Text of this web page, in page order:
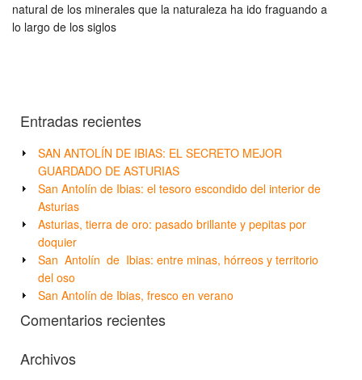
natural de los minerales que la naturaleza ha ido fraguando a
lo largo de los siglos
Entradas recientes
SAN ANTOLÍN DE IBIAS: EL SECRETO MEJOR
GUARDADO DE ASTURIAS
San Antolín de Ibias: el tesoro escondido del interior de
Asturias
Asturias, tierra de oro: pasado brillante y pepitas por
doquier
San Antolín de Ibias: entre minas, hórreos y territorio
del oso
San Antolín de Ibias, fresco en verano
Comentarios recientes
Archivos